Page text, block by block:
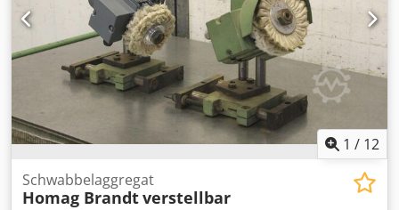
1 / 12
Schwabbelaggregat
Homag Brandtverstellbar